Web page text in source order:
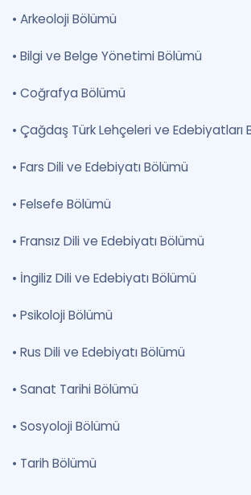
• Arkeoloji Bölümü
• Bilgi ve Belge Yönetimi Bölümü
• Coğrafya Bölümü
• Çağdaş Türk Lehçeleri ve Edebiyatları
• Fars Dili ve Edebiyatı Bölümü
• Felsefe Bölümü
• Fransız Dili ve Edebiyatı Bölümü
• İngiliz Dili ve Edebiyatı Bölümü
• Psikoloji Bölümü
• Rus Dili ve Edebiyatı Bölümü
• Sanat Tarihi Bölümü
• Sosyoloji Bölümü
• Tarih Bölümü